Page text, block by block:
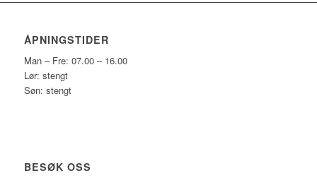
ÅPNINGSTIDER
Man – Fre: 07.00 – 16.00
Lør: stengt
Søn: stengt
BESØK OSS